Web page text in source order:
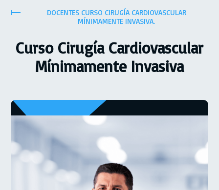
DOCENTES CURSO CIRUGÍA CARDIOVASCULAR
MÍNIMAMENTE INVASIVA.
Curso Cirugía Cardiovascular
Mínimamente Invasiva